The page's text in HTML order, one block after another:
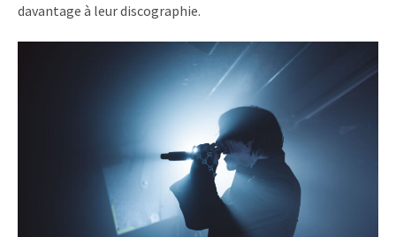
davantage à leur discographie.